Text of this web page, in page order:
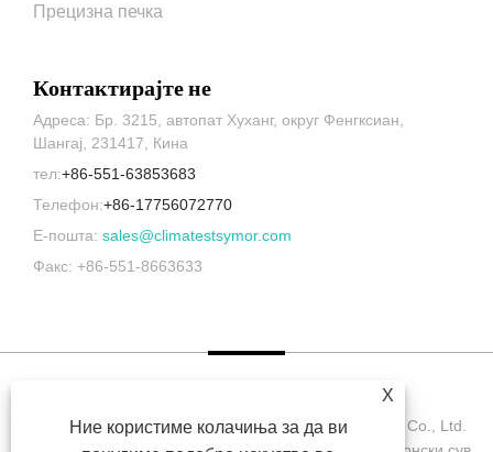
Прецизна печка
Контактирајте не
Адреса: Бр. 3215, автопат Хуханг, округ Фенгксиан,
Шангај, 231417, Кина
тел:+86-551-63853683
Телефон:+86-17756072770
Е-пошта: sales@climatestsymor.com
Факс: +86-551-8663633
Авторски права © 2022 Symor Instrument Equipment Co., Ltd.
X
Ние користиме колачиња за да ви